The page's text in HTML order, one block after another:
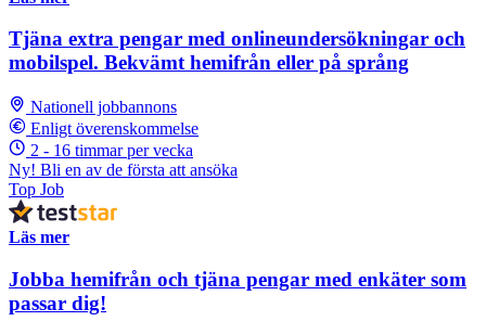
Tjäna extra pengar med onlineundersökningar och
mobilspel. Bekvämt hemifrån eller på språng
Nationell jobbannons
Enligt överenskommelse
2 - 16 timmar per vecka
Ny! Bli en av de första att ansöka
Top Job
Läs mer
Jobba hemifrån och tjäna pengar med enkäter som
passar dig!